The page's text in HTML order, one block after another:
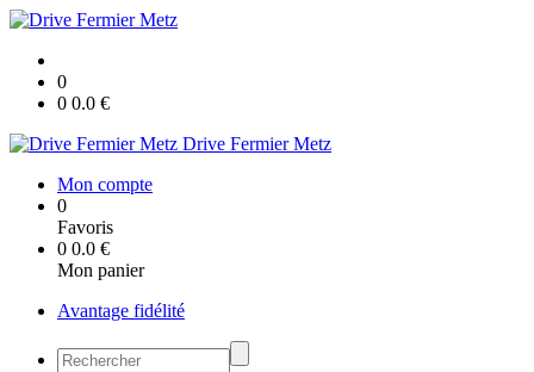
0
0 0.0 €
Drive Fermier Metz
Mon compte
0
Favoris
0 0.0 €
Mon panier
Avantage fidélité